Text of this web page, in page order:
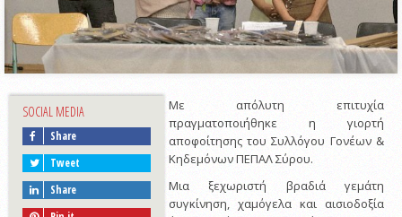
SOCIAL MEDIA
Share
Tweet
Share
Με απόλυτη επιτυχία
πραγματοποιήθηκε η γιορτή
αποφοίτησης του Συλλόγου Γονέων &
Κηδεμόνων ΠΕΠΑΛ Σύρου.
Μια ξεχωριστή βραδιά γεμάτη
συγκίνηση, χαμόγελα και αισιοδοξία